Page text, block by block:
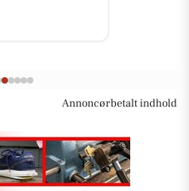
Annoncørbetalt indhold